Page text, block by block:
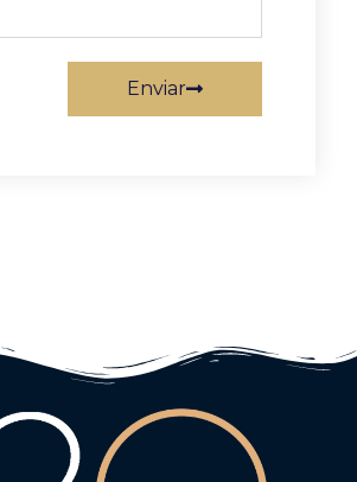
Enviar